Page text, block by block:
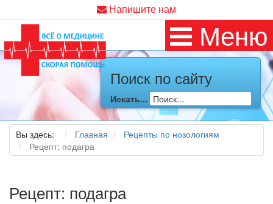
Напишите нам
Меню
Поиск по сайту
Искать...
Вы здесь: Главная
Рецепты по нозологиям
Рецепт: подагра
Рецепт: подагра